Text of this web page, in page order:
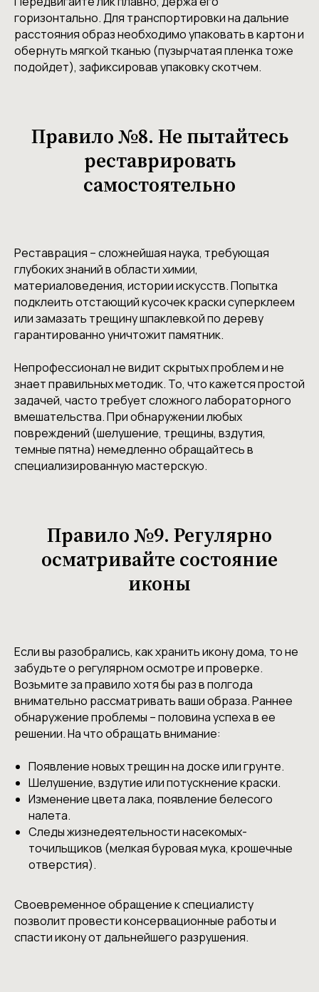
горизонтально. Для транспортировки на дальние
расстояния образ необходимо упаковать в картон и
обернуть мягкой тканью (пузырчатая пленка тоже
подойдет), зафиксировав упаковку скотчем.
Правило №8. Не пытайтесь
реставрировать
самостоятельно
Реставрация – сложнейшая наука, требующая
глубоких знаний в области химии,
материаловедения, истории искусств. Попытка
подклеить отстающий кусочек краски суперклеем
или замазать трещину шпаклевкой по дереву
гарантированно уничтожит памятник.
Непрофессионал не видит скрытых проблем и не
знает правильных методик. То, что кажется простой
задачей, часто требует сложного лабораторного
вмешательства. При обнаружении любых
повреждений (шелушение, трещины, вздутия,
темные пятна) немедленно обращайтесь в
специализированную мастерскую.
Правило №9. Регулярно
осматривайте состояние
иконы
Если вы разобрались, как хранить икону дома, то не
забудьте о регулярном осмотре и проверке.
Возьмите за правило хотя бы раз в полгода
внимательно рассматривать ваши образа. Раннее
обнаружение проблемы – половина успеха в ее
решении. На что обращать внимание:
Появление новых трещин на доске или грунте.
Шелушение, вздутие или потускнение краски.
Изменение цвета лака, появление белесого
налета.
Следы жизнедеятельности насекомых-
точильщиков (мелкая буровая мука, крошечные
отверстия).
Своевременное обращение к специалисту
позволит провести консервационные работы и
спасти икону от дальнейшего разрушения.